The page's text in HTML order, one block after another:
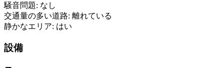
騒音問題: なし
交通量の多い道路: 離れている
静かなエリア: はい
設備